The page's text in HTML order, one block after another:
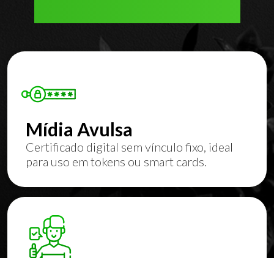
Mídia Avulsa
Certificado digital sem vínculo fixo, ideal
para uso em tokens ou smart cards.